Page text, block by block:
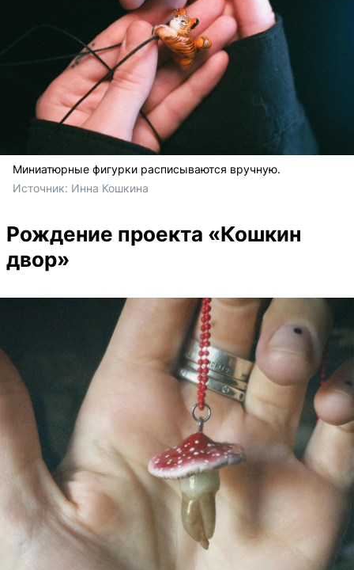
Миниатюрные фигурки расписываются вручную.
Источник: Инна Кошкина
Рождение проекта «Кошкин
двор»